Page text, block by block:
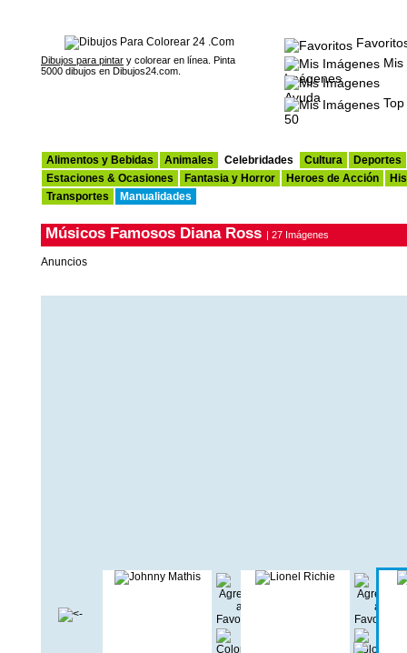
Dibujos para pintar y colorear en línea. Pinta
5000 dibujos en Dibujos24.com.
Mis
Imágenes
Ayuda
Top
50
Alimentos y Bebidas Animales Celebridades Cultura
Deportes
Estaciones & Ocasiones
Fantasia y Horror Heroes de Acción
Transportes
Manualidades
Músicos Famosos Diana Ross | 27 Imágenes
Anuncios